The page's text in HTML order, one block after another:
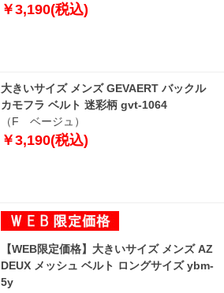
￥3,190(税込)
大きいサイズ メンズ GEVAERT バックル
カモフラ ベルト 迷彩柄 gvt-1064
（F ベージュ）
￥3,190(税込)
【WEB限定価格】大きいサイズ メンズ AZ
DEUX メッシュ ベルト ロングサイズ ybm-
5y